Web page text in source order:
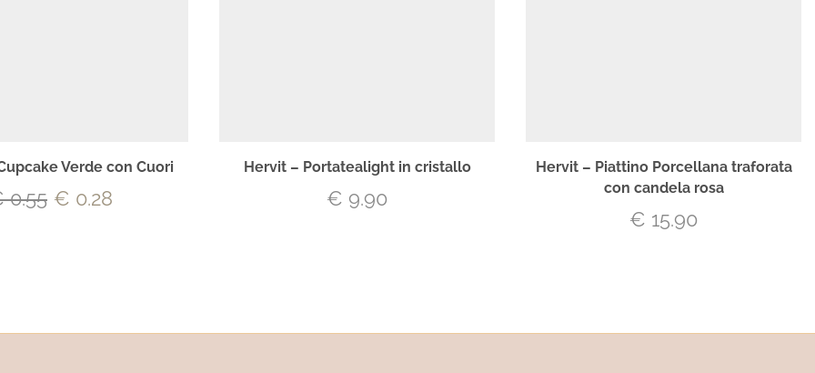
Verde con Cuori
0.55 € 0.28
Hervit – Portatealight in cristallo
€ 9.90
Hervit – Piattino Porcellana traforata
con candela rosa
€ 15.90